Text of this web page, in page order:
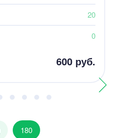
20
0
600 руб.
180